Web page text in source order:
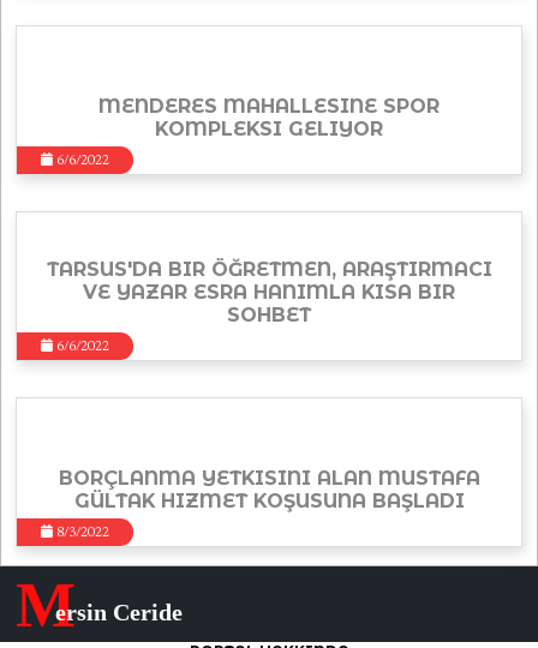
MENDERES MAHALLESINE SPOR
KOMPLEKSI GELIYOR
6/6/2022
TARSUS'DA BIR ÖĞRETMEN, ARAŞTIRMACI
VE YAZAR ESRA HANIMLA KISA BIR
SOHBET
6/6/2022
BORÇLANMA YETKISINI ALAN MUSTAFA
GÜLTAK HIZMET KOŞUSUNA BAŞLADI
8/3/2022
Mersin Ceride